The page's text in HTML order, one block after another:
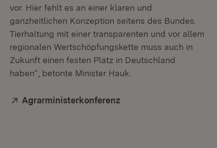
vor. Hier fehlt es an einer klaren und
ganzheitlichen Konzeption seitens des Bundes.
Tierhaltung mit einer transparenten und vor allem
regionalen Wertschöpfungskette muss auch in
Zukunft einen festen Platz in Deutschland
haben“, betonte Minister Hauk.
Extern:
Agrarministerkonferenz